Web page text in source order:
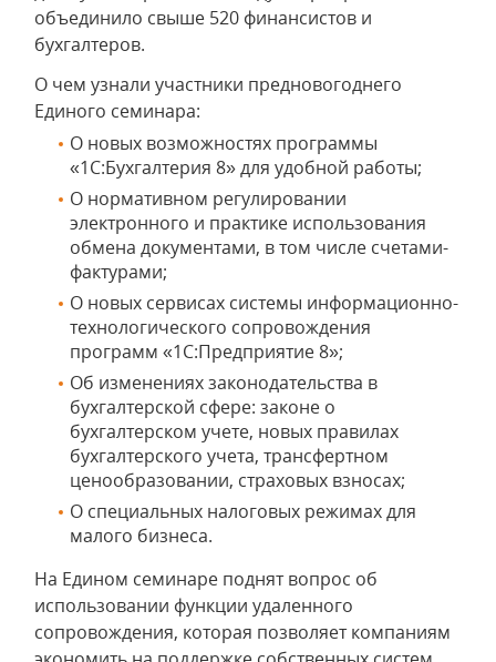
объединило свыше 520 финансистов и
бухгалтеров.
О чем узнали участники предновогоднего
Единого семинара:
О новых возможностях программы
«1С:Бухгалтерия 8» для удобной работы;
О нормативном регулировании
электронного и практике использования
обмена документами, в том числе счетами-
фактурами;
О новых сервисах системы информационно-
технологического сопровождения
программ «1С:Предприятие 8»;
Об изменениях законодательства в
бухгалтерской сфере: законе о
бухгалтерском учете, новых правилах
бухгалтерского учета, трансфертном
ценообразовании, страховых взносах;
О специальных налоговых режимах для
малого бизнеса.
На Едином семинаре поднят вопрос об
использовании функции удаленного
сопровождения, которая позволяет компаниям